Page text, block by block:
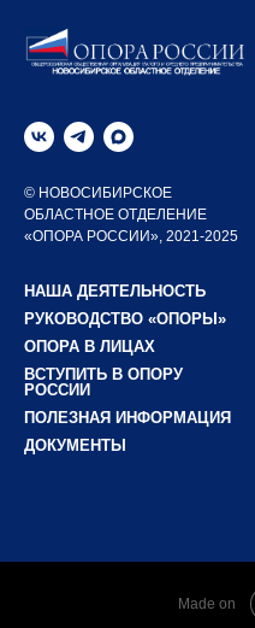
© НОВОСИБИРСКОЕ
ОБЛАСТНОЕ ОТДЕЛЕНИЕ
«ОПОРА РОССИИ», 2021-2025
НАША ДЕЯТЕЛЬНОСТЬ
РУКОВОДСТВО «ОПОРЫ»
ОПОРА В ЛИЦАХ
ВСТУПИТЬ В ОПОРУ
РОССИИ
ПОЛЕЗНАЯ ИНФОРМАЦИЯ
ДОКУМЕНТЫ
Made on